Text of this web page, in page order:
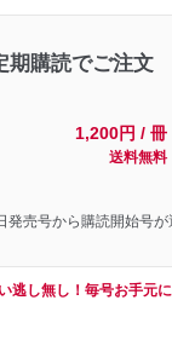
期購読でご注文
1,200円 / 冊
送料無料
売号から購読開始号が
逃し無し！毎号お手元